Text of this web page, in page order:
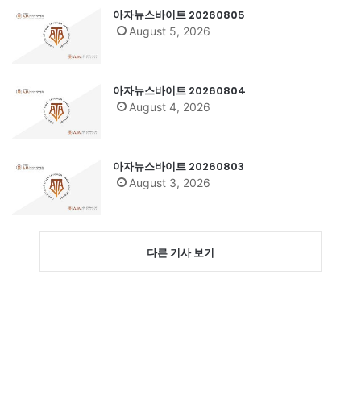
아자뉴스바이트 20260805
August 5, 2026
아자뉴스바이트 20260804
August 4, 2026
아자뉴스바이트 20260803
August 3, 2026
다른 기사 보기